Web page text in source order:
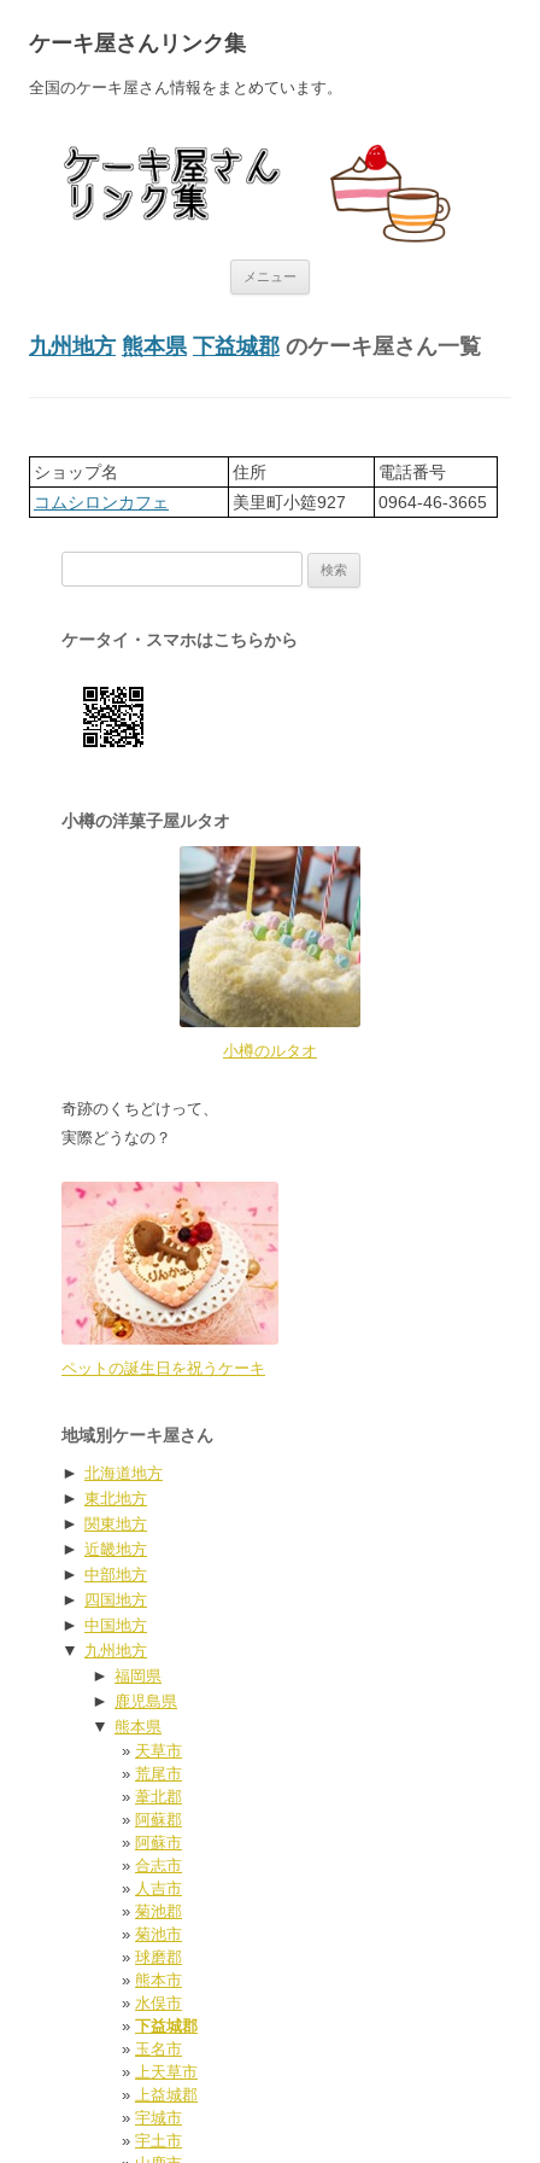
ケーキ屋さんリンク集
全国のケーキ屋さん情報をまとめています。
メニュー
九州地方 熊本県 下益城郡 のケーキ屋さん一覧
ショップ名 住所
電話番号
コムシロンカフェ
美里町小筵927 0964-46-3665
ケータイ・スマホはこちらから
小樽の洋菓子屋ルタオ
小樽のルタオ
奇跡のくちどけって、
実際どうなの？
ペットの誕生日を祝うケーキ
地域別ケーキ屋さん
► 北海道地方
► 東北地方
► 関東地方
► 近畿地方
► 中部地方
► 四国地方
► 中国地方
▼ 九州地方
► 福岡県
► 鹿児島県
▼ 熊本県
天草市
荒尾市
葦北郡
阿蘇郡
阿蘇市
合志市
人吉市
菊池郡
菊池市
球磨郡
熊本市
水俣市
下益城郡
玉名市
上天草市
上益城郡
宇城市
宇土市